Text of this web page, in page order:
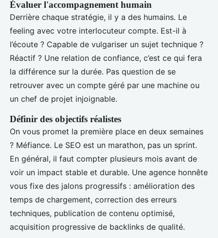
Évaluer l'accompagnement humain
Derrière chaque stratégie, il y a des humains. Le
feeling avec votre interlocuteur compte. Est-il à
l’écoute ? Capable de vulgariser un sujet technique ?
Réactif ? Une relation de confiance, c’est ce qui fera
la différence sur la durée. Pas question de se
retrouver avec un compte géré par une machine ou
un chef de projet injoignable.
Définir des objectifs réalistes
On vous promet la première place en deux semaines
? Méfiance. Le SEO est un marathon, pas un sprint.
En général, il faut compter plusieurs mois avant de
voir un impact stable et durable. Une agence honnête
vous fixe des jalons progressifs : amélioration des
temps de chargement, correction des erreurs
techniques, publication de contenu optimisé,
acquisition progressive de backlinks de qualité.